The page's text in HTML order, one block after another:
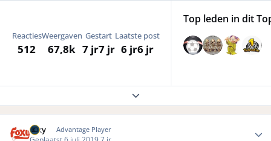
Reacties
512
Weergaven
67,8k
Gestart
7 jr7 jr
Laatste post
6 jr6 jr
Top leden in dit
Expand topic overview
foxy Advantage Player